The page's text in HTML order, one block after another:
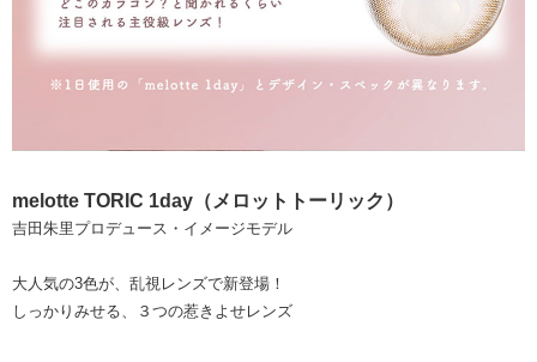
melotte TORIC 1day（メロットトーリック）
吉田朱里プロデュース・イメージモデル
大人気の3色が、乱視レンズで新登場！
しっかりみせる、３つの惹きよせレンズ